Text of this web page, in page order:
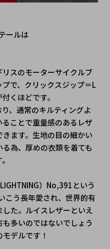
ールは
スのモーターサイクルブ
で、クリックスジップ＝L
くほどです。
、通常のキルティングよ
ことで重量感のあるレザ
ます。生地の目の細かい
為、厚めの衣類を着ても
）No,391という
こう長年愛され、世界的有
た。ルイスレザーといえ
多いのではないでしょう
デルです！